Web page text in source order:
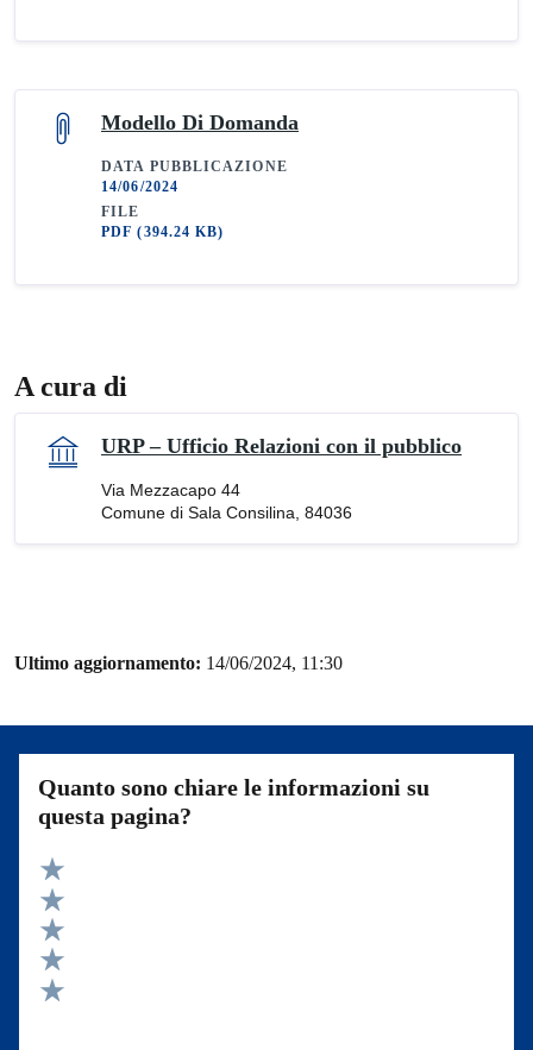
Modello Di Domanda
DATA PUBBLICAZIONE
14/06/2024
FILE
PDF(394.24 KB)
A cura di
URP – Ufficio Relazioni con il pubblico
Via Mezzacapo 44
Comune di Sala Consilina, 84036
Ultimo aggiornamento: 14/06/2024, 11:30
Quanto sono chiare le informazioni su
questa pagina?
Valuta 5 stelle su 5
Valuta 4 stelle su 5
Valuta 3 stelle su 5
Valuta 2 stelle su 5